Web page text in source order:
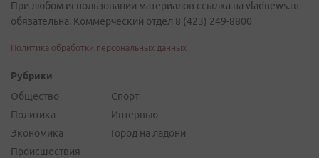
При любом использовании материалов ссылка на vladnews.ru
обязательна. Коммерческий отдел 8 (423) 249-8800
Политика обработки персональных данных
Рубрики
Общество
Политика
Экономика
Происшествия
Спорт
Интервью
Город на ладони